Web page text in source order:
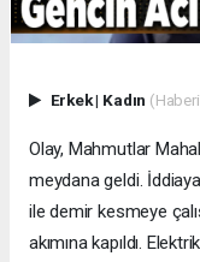
Erkek| Kadın
Olay, Mahmutlar
meydana geldi.
ile demir kesmeye
akımına kapıldı.